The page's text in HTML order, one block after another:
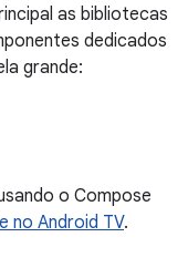
as bibliotecas
dedicados
grande:
o Compose
no Android TV.